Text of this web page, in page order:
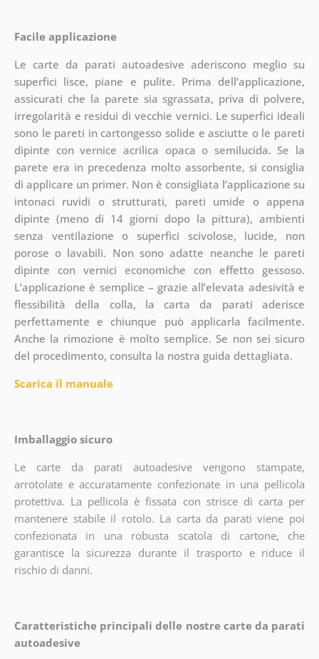
Facile applicazione
Le carte da parati autoadesive aderiscono meglio su
superfici lisce, piane e pulite. Prima dell’applicazione,
assicurati che la parete sia sgrassata, priva di polvere,
irregolarità e residui di vecchie vernici. Le superfici ideali
sono le pareti in cartongesso solide e asciutte o le pareti
dipinte con vernice acrilica opaca o semilucida. Se la
parete era in precedenza molto assorbente, si consiglia
di applicare un primer. Non è consigliata l’applicazione su
intonaci ruvidi o strutturati, pareti umide o appena
dipinte (meno di 14 giorni dopo la pittura), ambienti
senza ventilazione o superfici scivolose, lucide, non
porose o lavabili. Non sono adatte neanche le pareti
dipinte con vernici economiche con effetto gessoso.
L’applicazione è semplice – grazie all’elevata adesività e
flessibilità della colla, la carta da parati aderisce
perfettamente e chiunque può applicarla facilmente.
Anche la rimozione è molto semplice. Se non sei sicuro
del procedimento, consulta la nostra guida dettagliata.
Scarica il manuale
Imballaggio sicuro
Le carte da parati autoadesive vengono stampate,
arrotolate e accuratamente confezionate in una pellicola
protettiva. La pellicola è fissata con strisce di carta per
mantenere stabile il rotolo. La carta da parati viene poi
confezionata in una robusta scatola di cartone, che
garantisce la sicurezza durante il trasporto e riduce il
rischio di danni.
Caratteristiche principali delle nostre carte da parati
autoadesive